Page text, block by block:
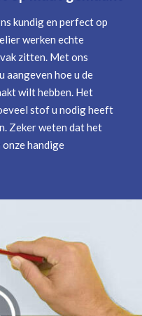
kundig en perfect op
werken echte
zitten. Met ons
aangeven hoe u de
wilt hebben. Het
stof u nodig heeft
Zeker weten dat het
handige